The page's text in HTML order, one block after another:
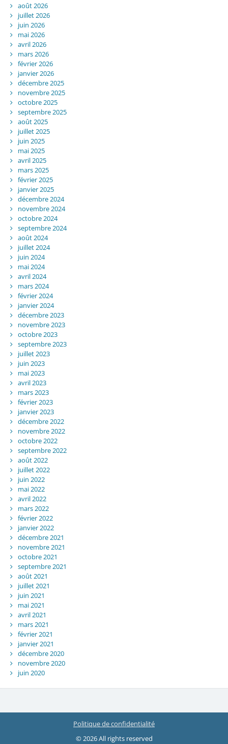
août 2026
juillet 2026
juin 2026
mai 2026
avril 2026
mars 2026
février 2026
janvier 2026
décembre 2025
novembre 2025
octobre 2025
septembre 2025
août 2025
juillet 2025
juin 2025
mai 2025
avril 2025
mars 2025
février 2025
janvier 2025
décembre 2024
novembre 2024
octobre 2024
septembre 2024
août 2024
juillet 2024
juin 2024
mai 2024
avril 2024
mars 2024
février 2024
janvier 2024
décembre 2023
novembre 2023
octobre 2023
septembre 2023
juillet 2023
juin 2023
mai 2023
avril 2023
mars 2023
février 2023
janvier 2023
décembre 2022
novembre 2022
octobre 2022
septembre 2022
août 2022
juillet 2022
juin 2022
mai 2022
avril 2022
mars 2022
février 2022
janvier 2022
décembre 2021
novembre 2021
octobre 2021
septembre 2021
août 2021
juillet 2021
juin 2021
mai 2021
avril 2021
mars 2021
février 2021
janvier 2021
décembre 2020
novembre 2020
juin 2020
Politique de confidentialité
© 2026 All rights reserved